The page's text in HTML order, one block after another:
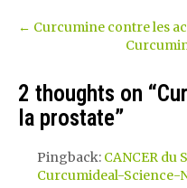
← Curcumine contre les
2 thoughts on “
la prostate”
Pingback: CANCER du
Curcumideal-Science-